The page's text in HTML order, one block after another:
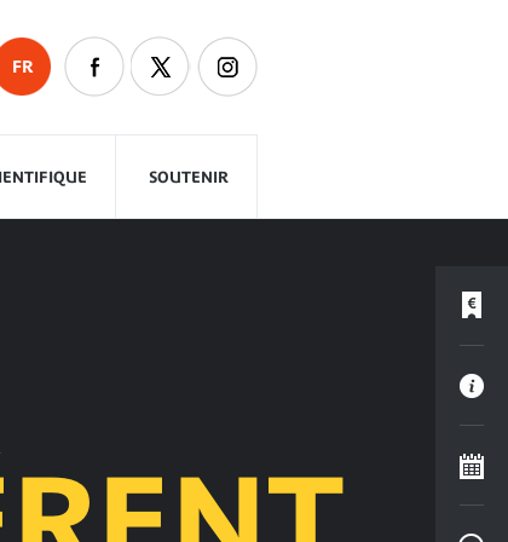
FR
SOUTENIR